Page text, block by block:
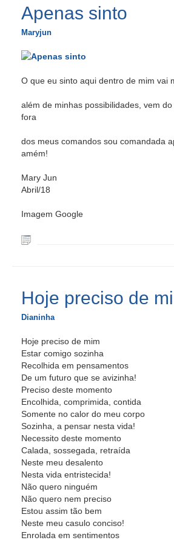
Apenas sinto
Maryjun
O que eu sinto aqui dentro de mim vai
além de minhas possibilidades, vem
fora
dos meus comandos sou comandada
amém!
Mary Jun
Abril/18
Imagem Google
Hoje preciso de
Dianinha
Hoje preciso de mim
Estar comigo sozinha
Recolhida em pensamentos
De um futuro que se avizinha!
Preciso deste momento
Encolhida, comprimida, contida
Somente no calor do meu corpo
Sozinha, a pensar nesta vida!
Necessito deste momento
Calada, sossegada, retraída
Neste meu desalento
Nesta vida entristecida!
Não quero ninguém
Não quero nem preciso
Estou assim tão bem
Neste meu casulo conciso!
Enrolada em sentimentos